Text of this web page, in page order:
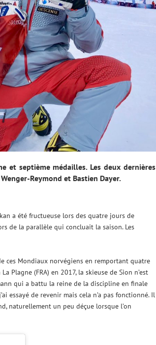
et septième médailles. Les deux dernières
Reymond et Bastien Dayer.
a été fructueuse lors des quatre jours de
de la parallèle qui concluait la saison. Les
ces Mondiaux norvégiens en remportant quatre
Plagne (FRA) en 2017, la skieuse de Sion n’est
qui a battu la reine de la discipline en finale
essayé de revenir mais cela n’a pas fonctionné. Il
naturellement un peu déçue lorsque l’on